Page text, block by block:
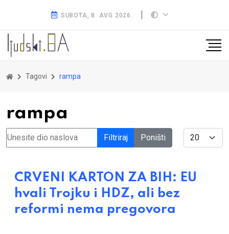
SUBOTA, 8. AVG 2026.
Tagovi rampa
rampa
Unesite dio naslova Filtriraj Poništi Display #
CRVENI KARTON ZA BIH: EU
hvali Trojku i HDZ, ali bez
reformi nema pregovora